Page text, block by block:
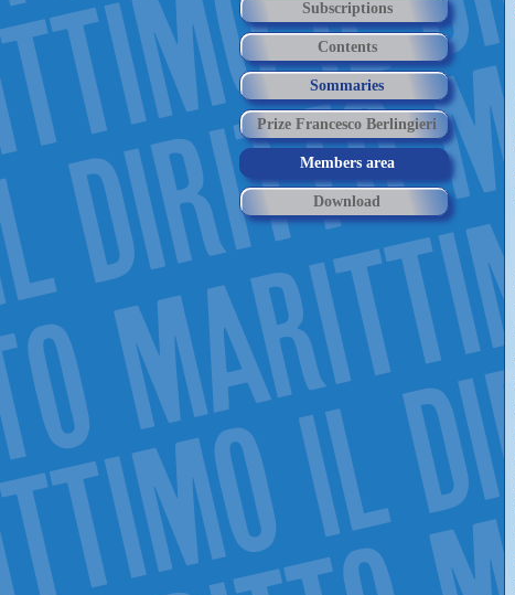
Subscriptions
Contents
Sommaries
Prize Francesco Berlingieri
Members area
Download